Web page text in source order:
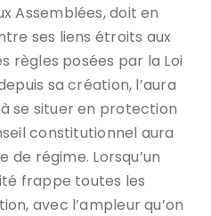
Assemblées, doit en
ses liens étroits aux
règles posées par la Loi
sa création, l’aura
se situer en protection
constitutionnel aura
de régime. Lorsqu’un
frappe toutes les
avec l’ampleur qu’on